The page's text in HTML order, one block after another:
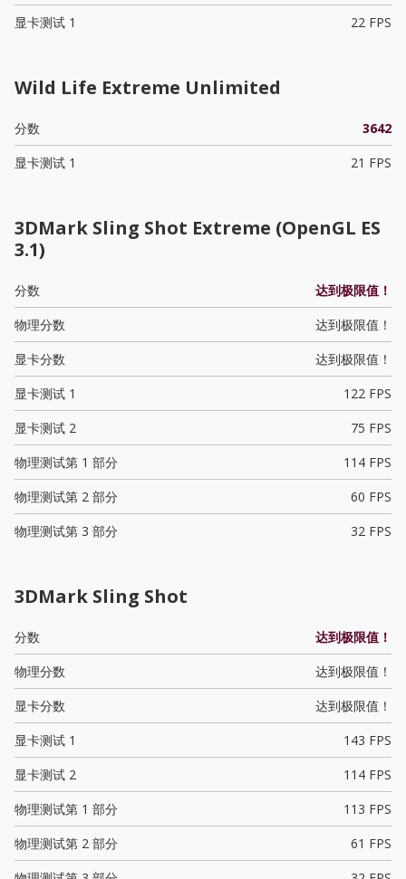
显卡测试 1
22 FPS
Wild Life Extreme Unlimited
分数
3642
显卡测试 1
21 FPS
3DMark Sling Shot Extreme (OpenGL ES
3.1)
分数
达到极限值！
物理分数
达到极限值！
显卡分数
达到极限值！
显卡测试 1
122 FPS
显卡测试 2
75 FPS
物理测试第 1 部分
114 FPS
物理测试第 2 部分
60 FPS
物理测试第 3 部分
32 FPS
3DMark Sling Shot
分数
达到极限值！
物理分数
达到极限值！
显卡分数
达到极限值！
显卡测试 1
143 FPS
显卡测试 2
114 FPS
物理测试第 1 部分
113 FPS
物理测试第 2 部分
61 FPS